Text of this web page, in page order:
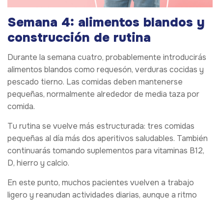
Semana 4: alimentos blandos y
construcción de rutina
Durante la semana cuatro, probablemente introducirás
alimentos blandos como requesón, verduras cocidas y
pescado tierno. Las comidas deben mantenerse
pequeñas, normalmente alrededor de media taza por
comida.
Tu rutina se vuelve más estructurada: tres comidas
pequeñas al día más dos aperitivos saludables. También
continuarás tomando suplementos para vitaminas B12,
D, hierro y calcio.
En este punto, muchos pacientes vuelven a trabajo
ligero y reanudan actividades diarias, aunque a ritmo